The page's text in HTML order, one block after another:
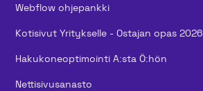
Webflow ohjepankki
Kotisivut Yritykselle - Ostajan opas 2026
Hakukoneoptimointi A:sta Ö:hön
Nettisivusanasto